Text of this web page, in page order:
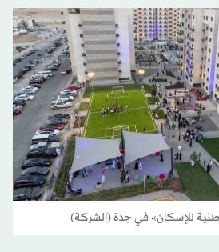
للإسكان» في جدة (الشركة)